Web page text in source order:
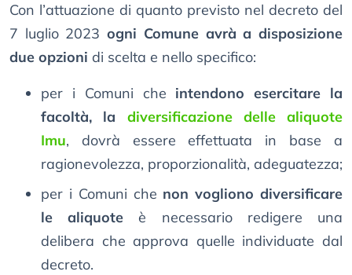
Con l’attuazione di quanto previsto nel decreto del
7 luglio 2023ogni Comune avrà a disposizione
due opzioni di scelta e nello specifico:
per i Comuni che intendono esercitare la
facoltà, la diversificazione delle aliquote
Imu, dovrà essere effettuata in base a
ragionevolezza, proporzionalità, adeguatezza;
per i Comuni che non vogliono diversificare
le aliquote è necessario redigere una
delibera che approva quelle individuate dal
decreto.